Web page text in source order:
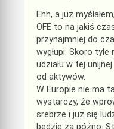
Ehh, a już
OFE to na jakiś
przynajmniej do
wygłupi. Skoro tyle
udziału w tej
od aktywów.
W Europie nie ma
wystarczy, że
srebrze i już się
będzie za późno.